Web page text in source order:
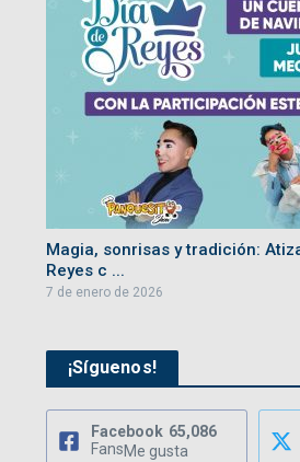
Magia, sonrisas y tradición:
Reyes c ...
7 de enero de 2026
¡Síguenos!
Facebook 65,086
FansMe gusta